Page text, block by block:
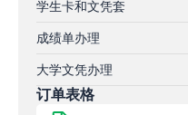
学生卡和文凭套
成绩单办理
大学文凭办理
订单表格